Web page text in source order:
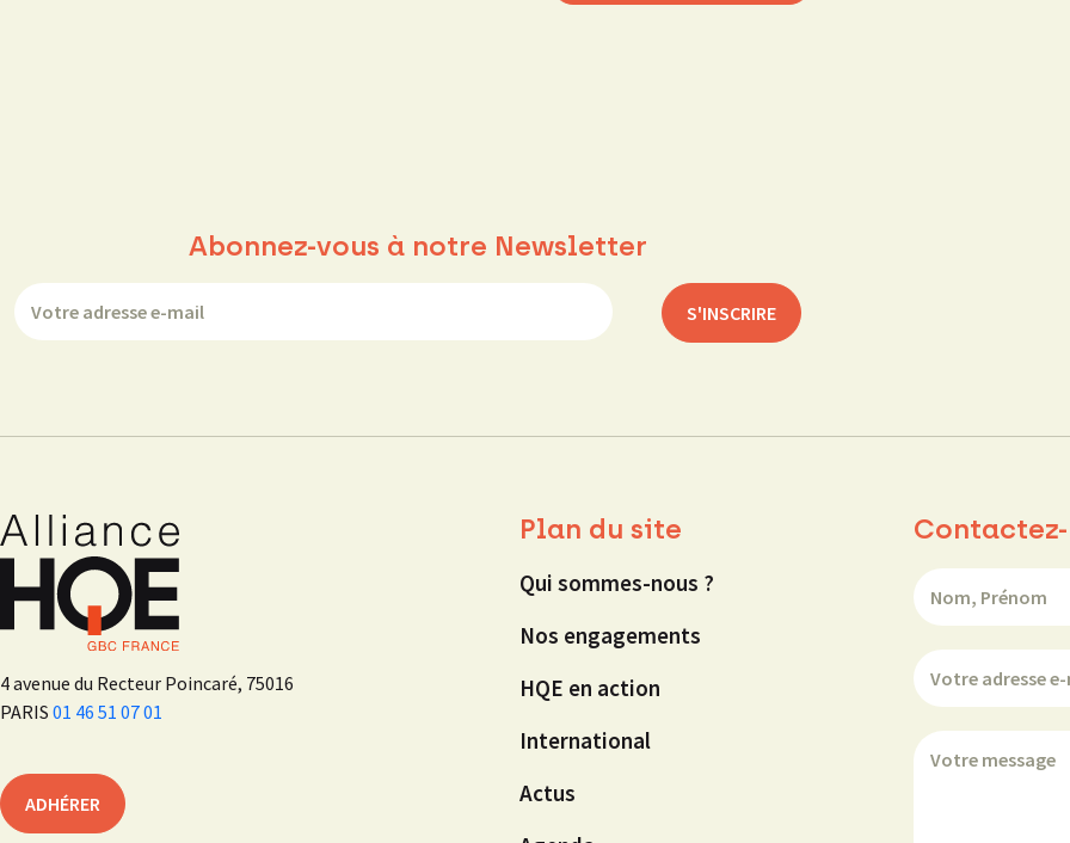
Abonnez-vous à notre Newsletter
4 avenue du Recteur Poincaré, 75016
PARIS 01 46 51 07 01
ADHÉRER
Plan du site
Qui sommes-nous ?
Nos engagements
HQE en action
International
Actus